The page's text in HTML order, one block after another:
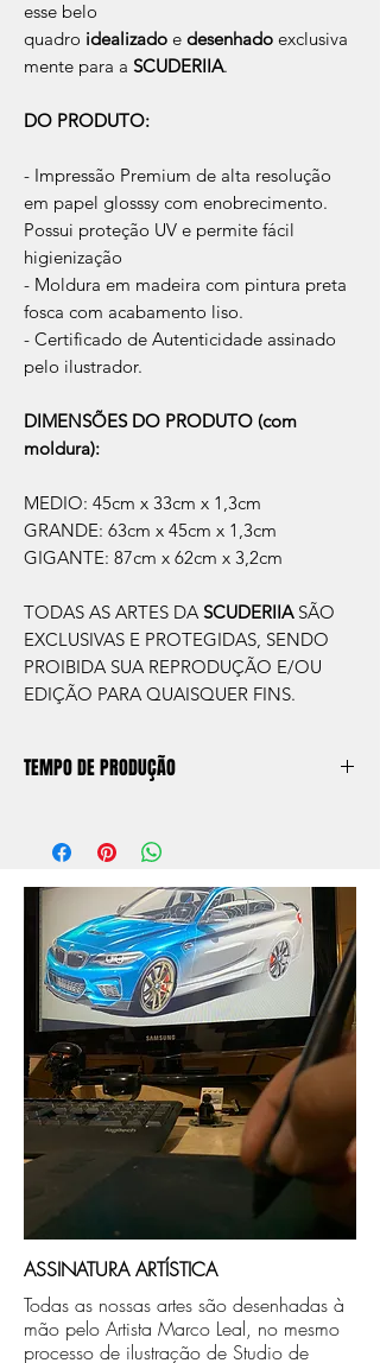
esse belo
quadro idealizado e desenhado exclusiva
mente para a SCUDERIIA.
DO PRODUTO:
- Impressão Premium de alta resolução
em papel glosssy com enobrecimento.
Possui proteção UV e permite fácil
higienização
- Moldura em madeira com pintura preta
fosca com acabamento liso.
- Certificado de Autenticidade assinado
pelo ilustrador.
DIMENSÕES DO PRODUTO (com
moldura):
MEDIO: 45cm x 33cm x 1,3cm
GRANDE: 63cm x 45cm x 1,3cm
GIGANTE: 87cm x 62cm x 3,2cm
TODAS AS ARTES DA SCUDERIIA SÃO
EXCLUSIVAS E PROTEGIDAS, SENDO
PROIBIDA SUA REPRODUÇÃO E/OU
EDIÇÃO PARA QUAISQUER FINS.
TEMPO DE PRODUÇÃO
aprox. 5 dias úteis, após a confirmação de
compra.
Após a produçao, seguimos com o envio
no endereço que nos for informado na
compra ou disponibilizaremos para retirada
caso seja sua opção de compra.
ASSINATURA ARTÍSTICA
Todas as nossas artes são desenhadas à
mão pelo Artista Marco Leal, no mesmo
processo de ilustração de Studio de